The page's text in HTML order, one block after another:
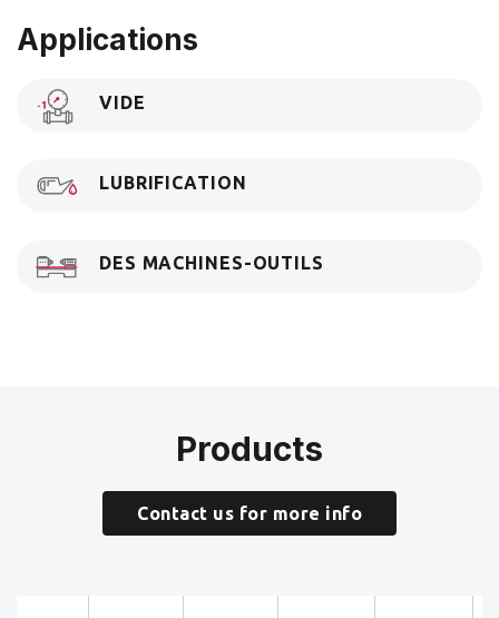
Applications
VIDE
LUBRIFICATION
DES MACHINES-OUTILS
Products
Contact us for more info